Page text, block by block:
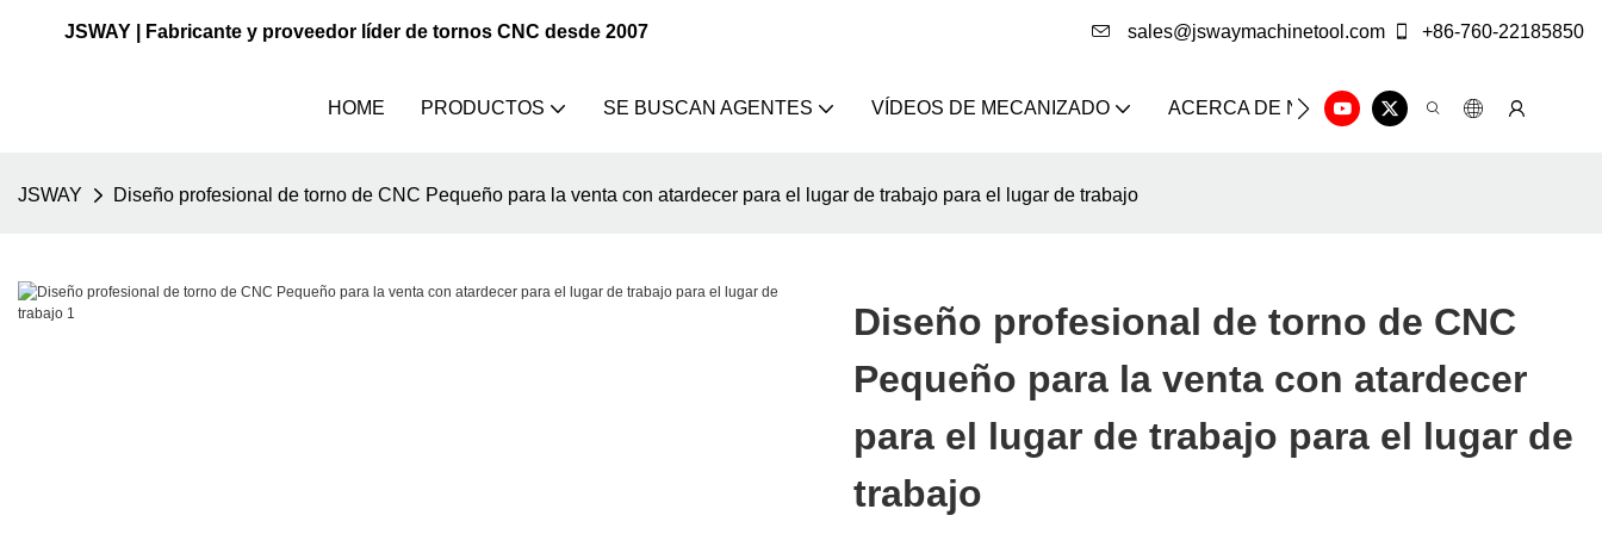
JSWAY | Fabricante y proveedor líder de tornos CNC desde 2007 sales@jswaymachinetool.com +86-760-22185850
HOME PRODUCTOS SE BUSCAN AGENTES VÍDEOS DE MECANIZADO ACERCA DE NOSOTROS SOLUCIÓN
JSWAY Diseño profesional de torno de CNC Pequeño para la venta con atardecer para el lugar de trabajo para el lugar de trabajo
Diseño profesional de torno de CNC
Pequeño para la venta con atardecer
para el lugar de trabajo para el lugar de
trabajo